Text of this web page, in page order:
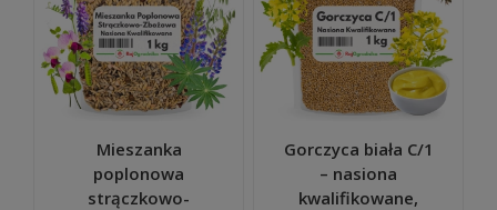
Mieszanka
poplonowa
strączkowo-
Gorczyca biała C/1
– nasiona
kwalifikowane,